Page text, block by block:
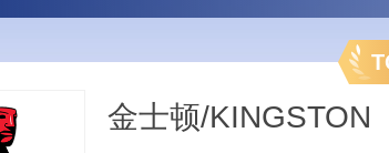
金士顿/KINGSTON